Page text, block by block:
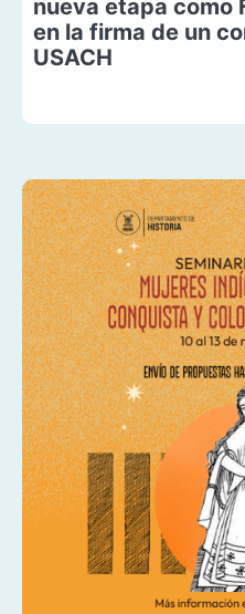
nueva etapa como
en la firma de un
USACH